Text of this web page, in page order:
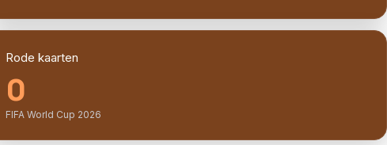
Rode kaarten
0
FIFA World Cup 2026